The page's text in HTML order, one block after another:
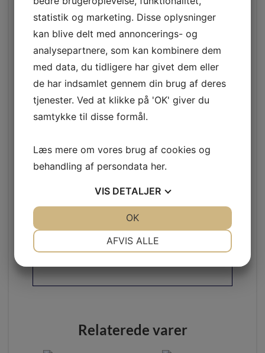
Label Koskind
Alle komponenter er 100% naturlige
Legetøjet er produceret i EU
Dimensioner
Længde ca. 38 cm
ca. 10 cm
ca. 5 cm
ca. 196 gram
Relaterede varer
statistik og marketing. Disse oplysninger
kan blive delt med annoncerings- og
analysepartnere, som kan kombinere dem
med data, du tidligere har givet dem eller
de har indsamlet gennem din brug af deres
tjenester. Ved at klikke på 'OK' giver du
samtykke til disse formål.
Læs mere om vores brug af cookies og
behandling af persondata her.
VIS DETALJER
AFVIS ALLE
OK